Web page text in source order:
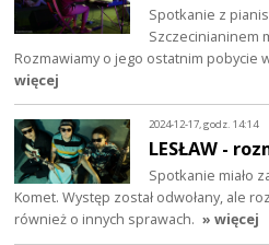
Spotkanie z
Szczecinianinem
Rozmawiamy o jego ostatnim pobycie
więcej
2024-12-17, godz. 14:14
LESŁAW -
Spotkanie miało
Komet. Występ został odwołany, ale
również o innych sprawach. » więcej